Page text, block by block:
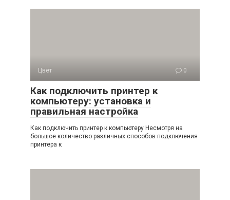
Цвет 0
Как подключить принтер к
компьютеру: установка и
правильная настройка
Как подключить принтер к компьютеру Несмотря на
большое количество различных способов подключения
принтера к